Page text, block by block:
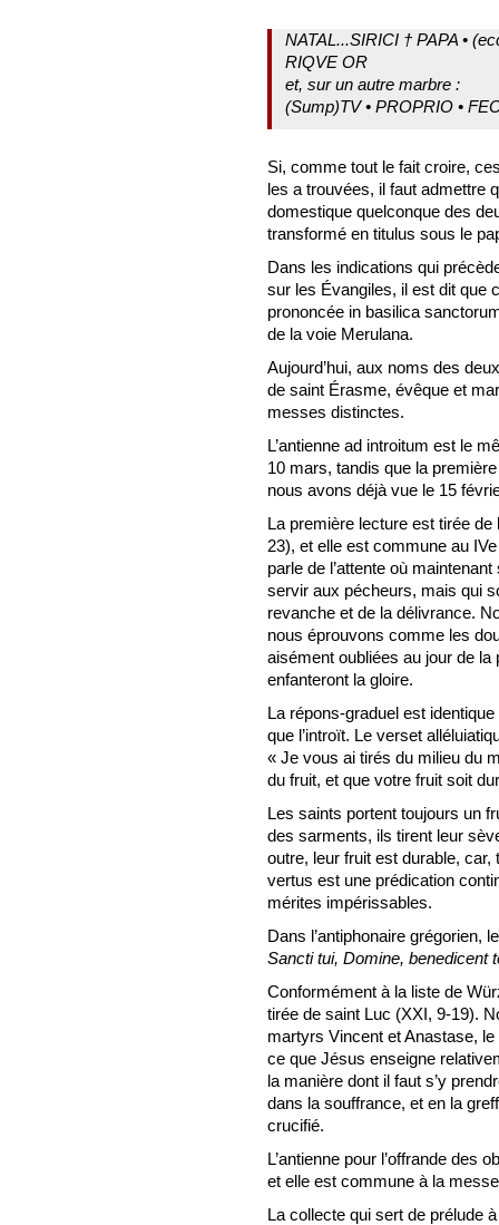
NATAL...SIRICI † PAPA •
RIQVE OR
et, sur un autre marbre :
(Sump)TV • PROPRIO •
Si, comme tout le fait croire,
les a trouvées, il faut admettre
domestique quelconque des
transformé en titulus sous le
Dans les indications qui
sur les Évangiles, il est dit que
prononcée in basilica
de la voie Merulana.
Aujourd’hui, aux noms des
de saint Érasme, évêque et
messes distinctes.
L’antienne ad introitum est le
10 mars, tandis que la
nous avons déjà vue le 15
La première lecture est tirée
23), et elle est commune au
parle de l’attente où
servir aux pécheurs, mais qui
revanche et de la délivrance.
nous éprouvons comme les
aisément oubliées au jour de
enfanteront la gloire.
La répons-graduel est
que l’introït. Le verset
« Je vous ai tirés du milieu du
du fruit, et que votre fruit soit
Les saints portent toujours un
des sarments, ils tirent leur
outre, leur fruit est durable,
vertus est une prédication
mérites impérissables.
Dans l’antiphonaire grégorien,
Sancti tui, Domine, benedicent
Conformément à la liste de
tirée de saint Luc (XXI, 9-19).
martyrs Vincent et Anastase, le
ce que Jésus enseigne
la manière dont il faut s’y
dans la souffrance, et en la
crucifié.
L’antienne pour l’offrande des
et elle est commune à la
La collecte qui sert de prélude